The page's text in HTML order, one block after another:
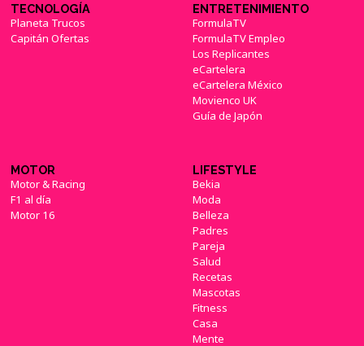
TECNOLOGÍA
Planeta Trucos
Capitán Ofertas
ENTRETENIMIENTO
FormulaTV
FormulaTV Empleo
Los Replicantes
eCartelera
eCartelera México
Movienco UK
Guía de Japón
MOTOR
Motor & Racing
F1 al día
Motor 16
LIFESTYLE
Bekia
Moda
Belleza
Padres
Pareja
Salud
Recetas
Mascotas
Fitness
Casa
Mente